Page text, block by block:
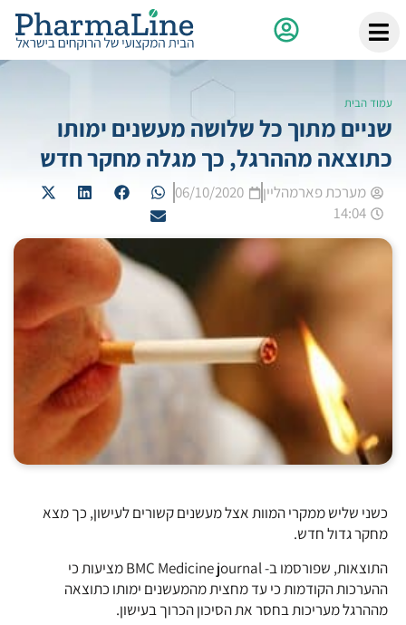
עמוד הבית
שניים מתוך כל שלושה מעשנים ימותו
כתוצאה מההרגל, כך מגלה מחקר חדש
מערכת פארמהליין
06/10/2020
14:04
כשני שליש ממקרי המוות אצל מעשנים קשורים לעישון, כך מצא
מחקר גדול חדש.
התוצאות, שפורסמו ב- BMC Medicine journal מציעות כי
ההערכות הקודמות כי עד מחצית מהמעשנים ימותו כתוצאה
מההרגל מעריכות בחסר את הסיכון הכרוך בעישון.